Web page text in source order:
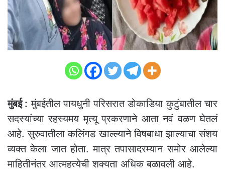
मुंबई : मुंबईतील पायधुनी परिसरात डोकाडिया कुटुंबातील चार
सदस्यांच्या रहस्यमय मृत्यू प्रकरणाने आता नवं वळण घेतलं
आहे. सुरुवातीला कलिंगड खाल्ल्याने विषबाधा झाल्याचा संशय
व्यक्त केला जात होता. मात्र तपासादरम्यान समोर आलेल्या
माहितीनंतर आत्महत्येची शक्यता अधिक बळावली आहे.